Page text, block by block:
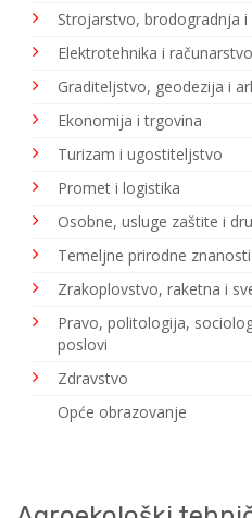
Strojarstvo, brodogradnja
Elektrotehnika i računarstvo
Graditeljstvo, geodezija i
Ekonomija i trgovina
Turizam i ugostiteljstvo
Promet i logistika
Osobne, usluge zaštite i
Temeljne prirodne znanosti
Zrakoplovstvo, raketna i
Pravo, politologija,
poslovi
Zdravstvo
Opće obrazovanje